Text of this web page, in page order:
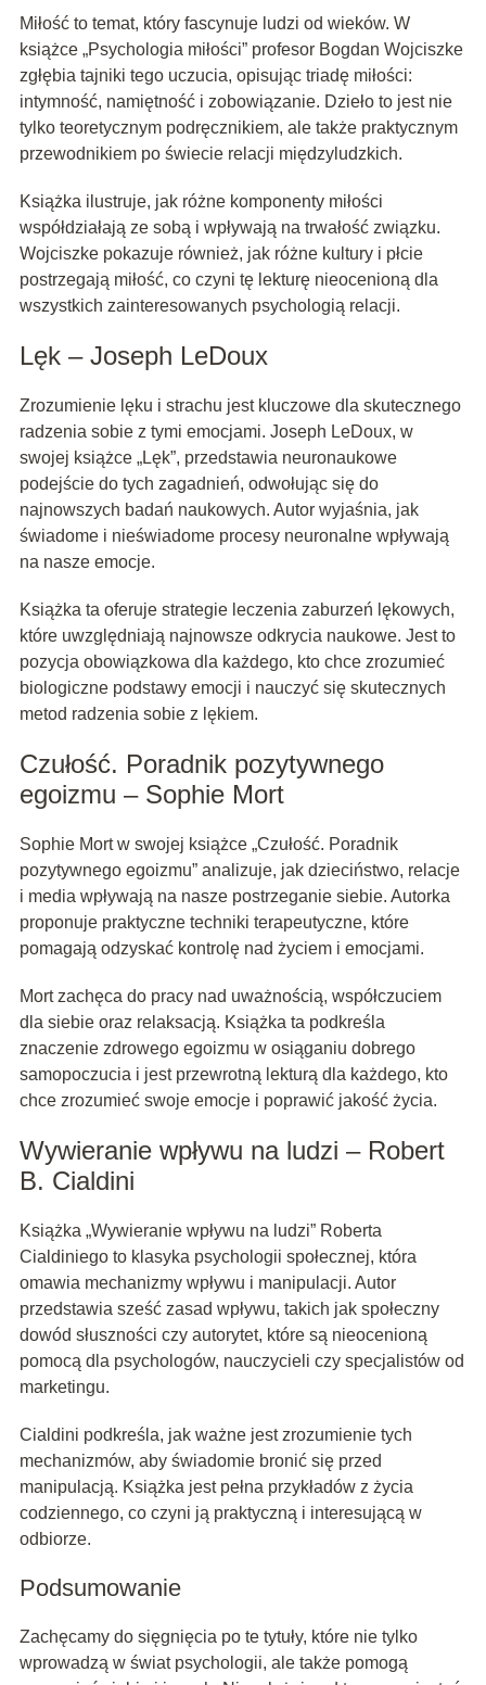
Miłość to temat, który fascynuje ludzi od wieków. W
książce „Psychologia miłości” profesor Bogdan Wojciszke
zgłębia tajniki tego uczucia, opisując triadę miłości:
intymność, namiętność i zobowiązanie. Dzieło to jest nie
tylko teoretycznym podręcznikiem, ale także praktycznym
przewodnikiem po świecie relacji międzyludzkich.
Książka ilustruje, jak różne komponenty miłości
współdziałają ze sobą i wpływają na trwałość związku.
Wojciszke pokazuje również, jak różne kultury i płcie
postrzegają miłość, co czyni tę lekturę nieocenioną dla
wszystkich zainteresowanych psychologią relacji.
Lęk – Joseph LeDoux
Zrozumienie lęku i strachu jest kluczowe dla skutecznego
radzenia sobie z tymi emocjami. Joseph LeDoux, w
swojej książce „Lęk”, przedstawia neuronaukowe
podejście do tych zagadnień, odwołując się do
najnowszych badań naukowych. Autor wyjaśnia, jak
świadome i nieświadome procesy neuronalne wpływają
na nasze emocje.
Książka ta oferuje strategie leczenia zaburzeń lękowych,
które uwzględniają najnowsze odkrycia naukowe. Jest to
pozycja obowiązkowa dla każdego, kto chce zrozumieć
biologiczne podstawy emocji i nauczyć się skutecznych
metod radzenia sobie z lękiem.
Czułość. Poradnik pozytywnego
egoizmu – Sophie Mort
Sophie Mort w swojej książce „Czułość. Poradnik
pozytywnego egoizmu” analizuje, jak dzieciństwo, relacje
i media wpływają na nasze postrzeganie siebie. Autorka
proponuje praktyczne techniki terapeutyczne, które
pomagają odzyskać kontrolę nad życiem i emocjami.
Mort zachęca do pracy nad uważnością, współczuciem
dla siebie oraz relaksacją. Książka ta podkreśla
znaczenie zdrowego egoizmu w osiąganiu dobrego
samopoczucia i jest przewrotną lekturą dla każdego, kto
chce zrozumieć swoje emocje i poprawić jakość życia.
Wywieranie wpływu na ludzi – Robert
B. Cialdini
Książka „Wywieranie wpływu na ludzi” Roberta
Cialdiniego to klasyka psychologii społecznej, która
omawia mechanizmy wpływu i manipulacji. Autor
przedstawia sześć zasad wpływu, takich jak społeczny
dowód słuszności czy autorytet, które są nieocenioną
pomocą dla psychologów, nauczycieli czy specjalistów od
marketingu.
Cialdini podkreśla, jak ważne jest zrozumienie tych
mechanizmów, aby świadomie bronić się przed
manipulacją. Książka jest pełna przykładów z życia
codziennego, co czyni ją praktyczną i interesującą w
odbiorze.
Podsumowanie
Zachęcamy do sięgnięcia po te tytuły, które nie tylko
wprowadzą w świat psychologii, ale także pomogą